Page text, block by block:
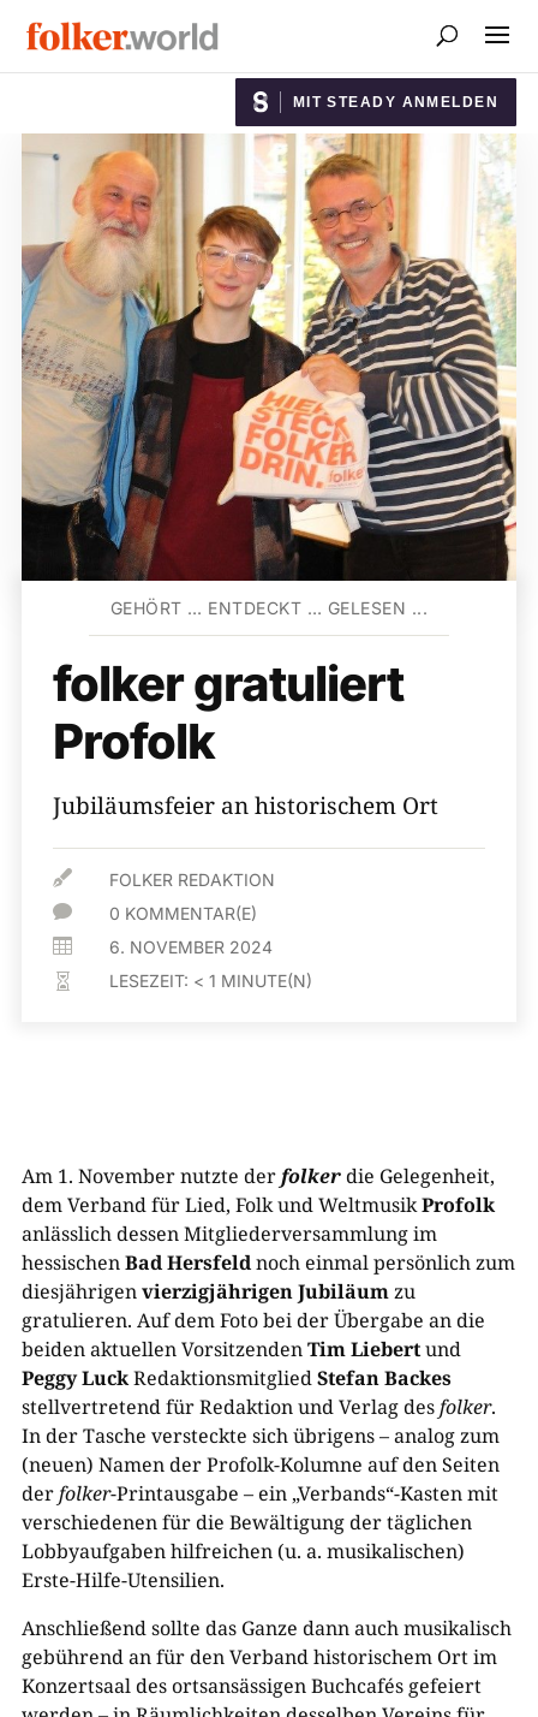
MIT STEADY ANMELDEN
GEHÖRT … ENTDECKT … GELESEN ...
folker gratuliert
Profolk
Jubiläumsfeier an historischem Ort
 FOLKER REDAKTION
 0 KOMMENTAR(E)
 6. NOVEMBER 2024
 LESEZEIT: < 1 MINUTE(N)
Am 1. November nutzte derfolkerdie Gelegenheit,
dem Verband für Lied, Folk und WeltmusikProfolk
anlässlich dessen Mitgliederversammlung im
hessischenBad Hersfeldnoch einmal persönlich zum
diesjährigenvierzigjährigen Jubiläumzu
gratulieren. Auf dem Foto bei der Übergabe an die
beiden aktuellen VorsitzendenTim Liebertund
Peggy LuckRedaktionsmitgliedStefan Backes
stellvertretend für Redaktion und Verlag desfolker.
In der Tasche versteckte sich übrigens – analog zum
(neuen) Namen der Profolk-Kolumne auf den Seiten
derfolker-Printausgabe – ein „Verbands“-Kasten mit
verschiedenen für die Bewältigung der täglichen
Lobbyaufgaben hilfreichen (u. a. musikalischen)
Erste-Hilfe-Utensilien.
Anschließend sollte das Ganze dann auch musikalisch
gebührend an für den Verband historischem Ort im
Konzertsaal des ortsansässigen Buchcafés gefeiert